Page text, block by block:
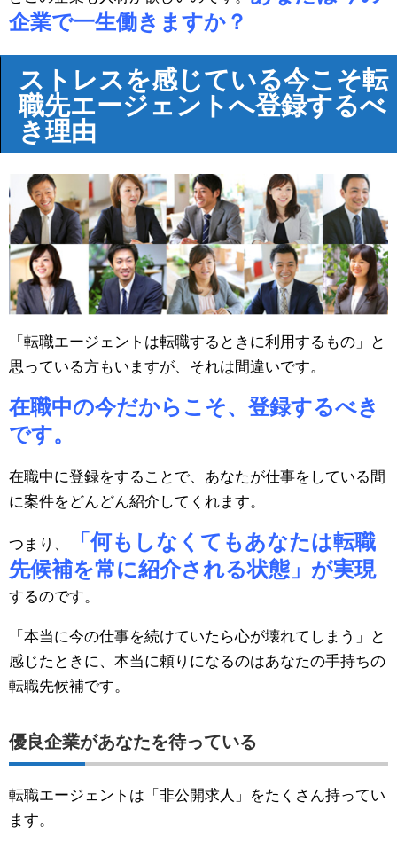
企業で一生働きますか？
ストレスを感じている今こそ転
職先エージェントへ登録するべ
き理由
「転職エージェントは転職するときに利用するもの」と
思っている方もいますが、それは間違いです。
在職中の今だからこそ、登録するべき
です。
在職中に登録をすることで、あなたが仕事をしている間
に案件をどんどん紹介してくれます。
つまり、
「何もしなくてもあなたは転職
先候補を常に紹介される状態」が実現
するのです。
「本当に今の仕事を続けていたら心が壊れてしまう」と
感じたときに、本当に頼りになるのはあなたの手持ちの
転職先候補です。
優良企業があなたを待っている
転職エージェントは「非公開求人」をたくさん持ってい
ます。